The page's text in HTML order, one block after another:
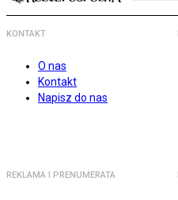
KONTAKT
O nas
Kontakt
Napisz do nas
REKLAMA I PRENUMERATA